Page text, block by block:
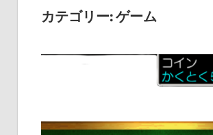
ル
た
カテゴリー:ゲーム